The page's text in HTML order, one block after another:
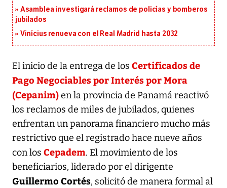
Asamblea investigará reclamos de policías y bomberos
jubilados
Vinícius renueva con el Real Madrid hasta 2032
El inicio de la entrega de los Certificados de
Pago Negociables por Interés por Mora
(Cepanim)en la provincia de Panamá reactivó
los reclamos de miles de jubilados, quienes
enfrentan un panorama financiero mucho más
restrictivo que el registrado hace nueve años
con los Cepadem. El movimiento de los
beneficiarios, liderado por el dirigente
Guillermo Cortés, solicitó de manera formal al